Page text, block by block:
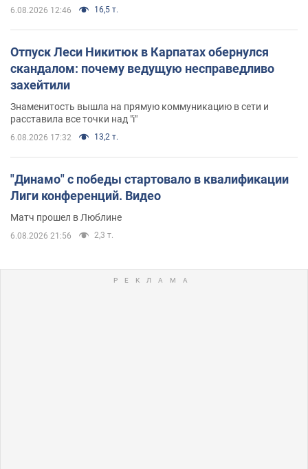
6.08.2026 12:46 16,5 т.
Отпуск Леси Никитюк в Карпатах обернулся
скандалом: почему ведущую несправедливо
захейтили
Знаменитость вышла на прямую коммуникацию в сети и
расставила все точки над "i"
6.08.2026 17:32 13,2 т.
"Динамо" с победы стартовало в квалификации
Лиги конференций. Видео
Матч прошел в Люблине
6.08.2026 21:56 2,3 т.